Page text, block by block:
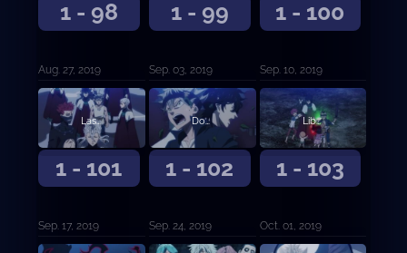
1 - 98
Aug. 27, 2019
1 - 99
Sep. 03, 2019
1 - 100
Sep. 10, 2019
1 - 101
Las vidas de la aldea remota
Sep. 17, 2019
1 - 102
Dos milagros
Sep. 24, 2019
1 - 103
Libre del destino
Oct. 01, 2019